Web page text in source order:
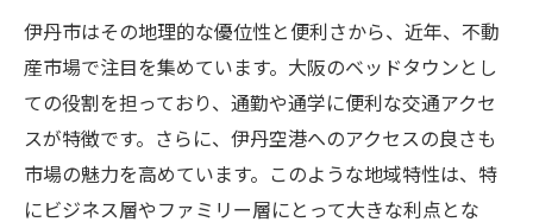
成功する不動産投資のためのリスク管理方
法
伊丹市で不動産投資を始める際の重要ポイ
ント
長期的な視点で考える伊丹市の不動産投資
伊丹市の不動産投資で考慮すべき法的側面
伊丹市はその地理的な優位性と便利さから、近年、不動
産市場で注目を集めています。大阪のベッドタウンとし
ての役割を担っており、通勤や通学に便利な交通アクセ
スが特徴です。さらに、伊丹空港へのアクセスの良さも
市場の魅力を高めています。このような地域特性は、特
にビジネス層やファミリー層にとって大きな利点とな